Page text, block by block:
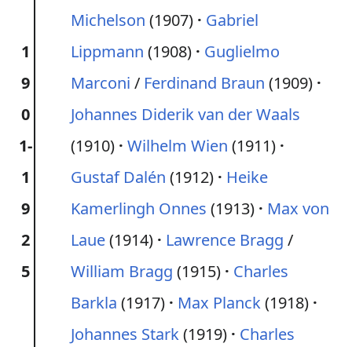
1
9
0
1-
1
9
2
5
Michelson (1907)
Gabriel
Lippmann (1908)
Guglielmo
Marconi / Ferdinand Braun (1909)
Johannes Diderik van der Waals
(1910) Wilhelm Wien (1911)
Gustaf Dalén (1912)
Heike
Kamerlingh Onnes (1913)
Max von
Laue(1914) Lawrence Bragg /
William Bragg (1915)
Charles
Barkla (1917) Max Planck(1918)
Johannes Stark(1919)
Charles